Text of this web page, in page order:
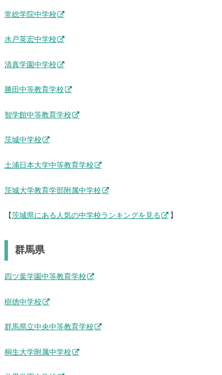
常総学院中学校
水戸英宏中学校
清真学園中学校
勝田中等教育学校
智学館中等教育学校
茨城中学校
土浦日本大学中等教育学校
茨城大学教育学部附属中学校
【 茨城県にある人気の中学校ランキングを見る 】
群馬県
四ツ葉学園中等教育学校
樹徳中学校
群馬県立中央中等教育学校
桐生大学附属中学校